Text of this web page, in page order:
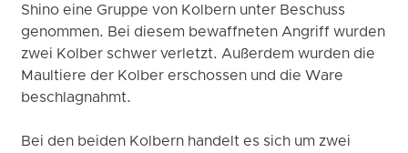
Shino eine Gruppe von Kolbern unter Beschuss
genommen. Bei diesem bewaffneten Angriff wurden
zwei Kolber schwer verletzt. Außerdem wurden die
Maultiere der Kolber erschossen und die Ware
beschlagnahmt.
Bei den beiden Kolbern handelt es sich um zwei